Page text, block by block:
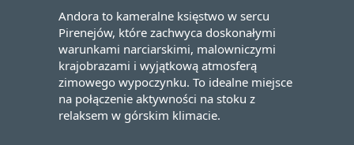
Andora to kameralne księstwo w sercu
Pirenejów, które zachwyca doskonałymi
warunkami narciarskimi, malowniczymi
krajobrazami i wyjątkową atmosferą
zimowego wypoczynku. To idealne miejsce
na połączenie aktywności na stoku z
relaksem w górskim klimacie.